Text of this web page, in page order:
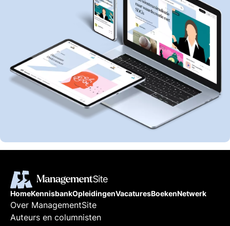
HomeKennisbankOpleidingenVacaturesBoekenNetwerk
Over ManagementSite
Auteurs en columnisten